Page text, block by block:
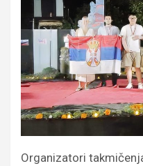
Organizatori